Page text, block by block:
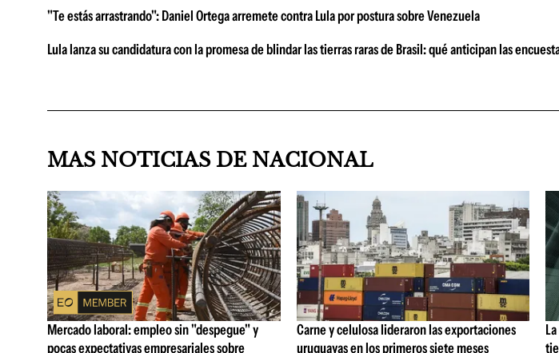
"Te estás arrastrando": Daniel Ortega arremete contra Lula por postura sobre Venezuela
Lula lanza su candidatura con la promesa de blindar las tierras raras de Brasil: qué anticipan las
MAS NOTICIAS DE NACIONAL
Mercado laboral: empleo sin "despegue" y
pocas expectativas empresariales sobre
Carne y celulosa lideraron las exportaciones
uruguayas en los primeros siete meses